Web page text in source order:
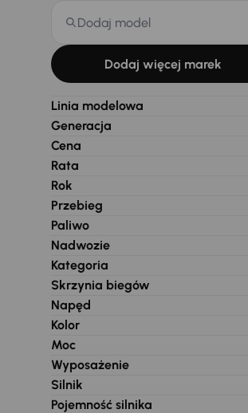
Dodaj model
Dodaj więcej marek
Linia modelowa
Generacja
Cena
Rata
Rok
Przebieg
Paliwo
Nadwozie
Kategoria
Skrzynia biegów
Napęd
Kolor
Moc
Wyposażenie
Silnik
Pojemność silnika